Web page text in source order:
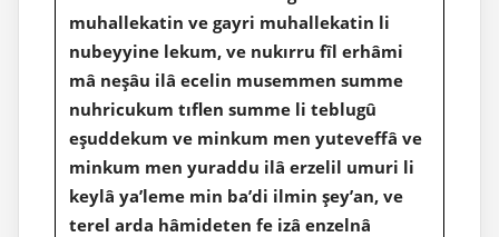
muhallekatin ve gayri muhallekatin li
nubeyyine lekum, ve nukırru fîl erhâmi
mâ neşâu ilâ ecelin musemmen summe
nuhricukum tıflen summe li teblugû
eşuddekum ve minkum men yuteveffâ ve
minkum men yuraddu ilâ erzelil umuri li
keylâ ya’leme min ba’di ilmin şey’an, ve
terel arda hâmideten fe izâ enzelnâ